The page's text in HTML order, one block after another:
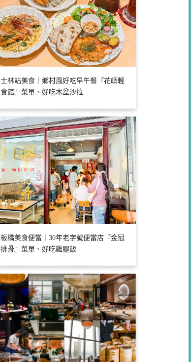
士林站美食｜鄉村風好吃早午餐『花嶼輕
食館』菜單、好吃木盆沙拉
板橋美食便當｜30年老字號便當店『金冠
排骨』菜單、好吃雞腿飯